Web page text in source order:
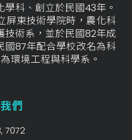
科、創立於民國43年。
屏東技術學院時，農化科
技術系，並於民國82年成
國87年配合學校改名為科
環境工程與科學系。
們
7072